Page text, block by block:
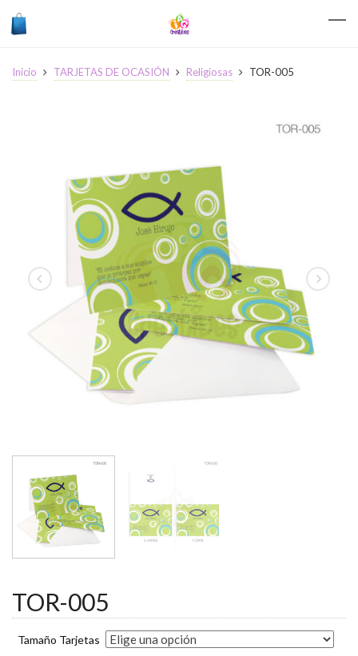
Inicio TARJETAS DE OCASIÓN Religiosas TOR-005
TOR-005
Tamaño Tarjetas